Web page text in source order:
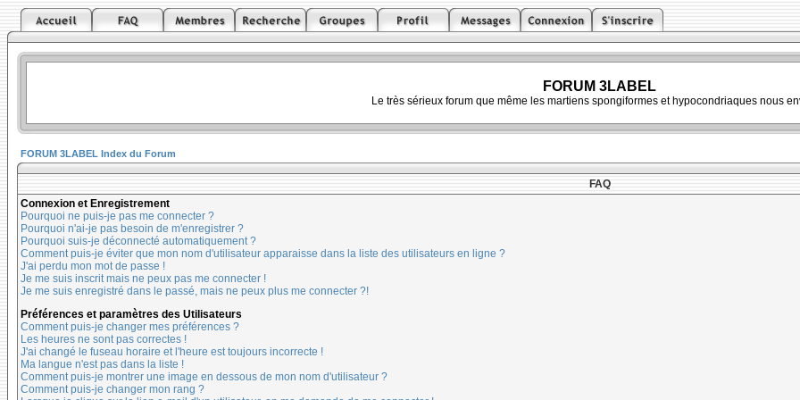
FORUM 3LABEL
Le très sérieux forum que même les martiens spongiformes et hypocondriaques nous
FORUM 3LABEL Index du Forum
FAQ
Connexion et Enregistrement
Pourquoi ne puis-je pas me connecter ?
Pourquoi n'ai-je pas besoin de m'enregistrer ?
Pourquoi suis-je déconnecté automatiquement ?
Comment puis-je éviter que mon nom d'utilisateur apparaisse dans la liste des utilisateurs en ligne ?
J'ai perdu mon mot de passe !
Je me suis inscrit mais ne peux pas me connecter !
Je me suis enregistré dans le passé, mais ne peux plus me connecter ?!
Préférences et paramètres des Utilisateurs
Comment puis-je changer mes préférences ?
Les heures ne sont pas correctes !
J'ai changé le fuseau horaire et l'heure est toujours incorrecte !
Ma langue n'est pas dans la liste !
Comment puis-je montrer une image en dessous de mon nom d'utilisateur ?
Comment puis-je changer mon rang ?